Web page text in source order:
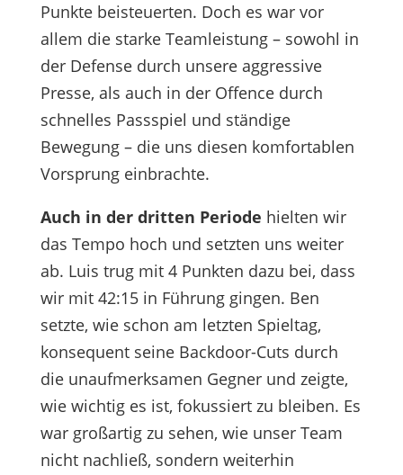
Punkte beisteuerten. Doch es war vor
allem die starke Teamleistung – sowohl in
der Defense durch unsere aggressive
Presse, als auch in der Offence durch
schnelles Passspiel und ständige
Bewegung – die uns diesen komfortablen
Vorsprung einbrachte.
Auch in der dritten Periode hielten wir
das Tempo hoch und setzten uns weiter
ab. Luis trug mit 4 Punkten dazu bei, dass
wir mit 42:15 in Führung gingen. Ben
setzte, wie schon am letzten Spieltag,
konsequent seine Backdoor-Cuts durch
die unaufmerksamen Gegner und zeigte,
wie wichtig es ist, fokussiert zu bleiben. Es
war großartig zu sehen, wie unser Team
nicht nachließ, sondern weiterhin